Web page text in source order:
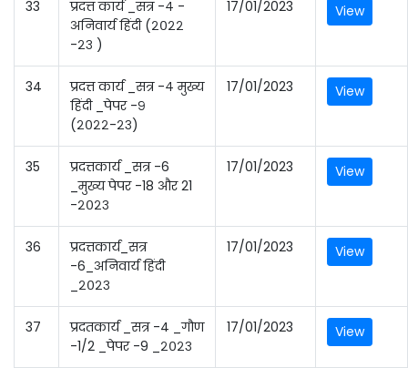
33
प्रदत्त कार्य _सत्र -४ -
अनिवार्य हिंदी (२०२२
-२३ )
17/01/2023 View
34
प्रदत्त कार्य _सत्र -४ मुख्य
हिंदी _पेपर -९
(२०२२-२३)
17/01/2023 View
35
प्रदत्तकार्य _सत्र -6
_मुख्य पेपर -18 और 21
-२०२३
17/01/2023 View
36
प्रदत्तकार्य_सत्र
-6_अनिवार्य हिंदी
_२०२३
17/01/2023 View
37
प्रदतकार्य _सत्र -4 _गौण
-1/2 _पेपर -9 _२०२३
17/01/2023 View